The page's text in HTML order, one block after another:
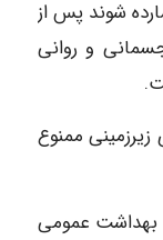
شوند پس از
و روانی
زیرزمینی ممنوع
و بهداشت عمومی